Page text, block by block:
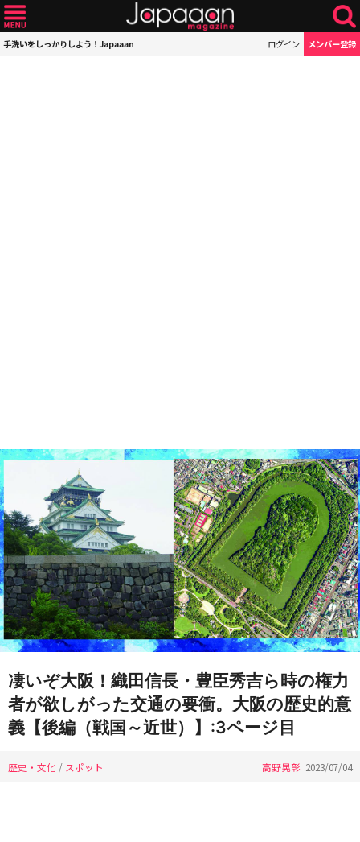
手洗いをしっかりしよう！Japaaan ログイン メンバー登録
凄いぞ大阪！織田信長・豊臣秀吉ら時の権力
者が欲しがった交通の要衝。大阪の歴史的意
義【後編（戦国～近世）】:3ページ目
歴史・文化 / スポット 高野晃彰 2023/07/04